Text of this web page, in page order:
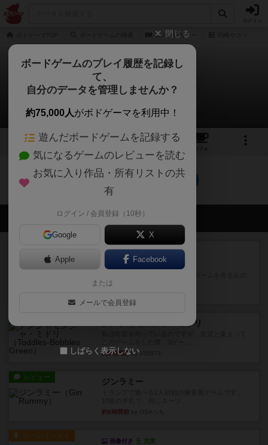
ロストレガシー
ロストレガシー
0件の戦略やコツ
3 5
カフェ
ロストレガシーのトップに戻る
会員の新しい投稿
フィッシェン
人がデザイン。箱絵からもう...
ナンジャモンジャ・ミドリ
約5時間前by 155973
レビュー ジンラミー
約6時間前
ルール/インスト
画像付き 充実
閉じる
ボードゲームのプレイ履歴を記録し
て、
自分のデータを管理しませんか？
約75,000人がボドゲーマを利用中！
遊んだボードゲームを記録する
気になるゲームのレビューを読む
お気に入り作品・所有リストの共
有
ログイン / 会員登録（10秒）
Google X
Apple Facebook
または
メールで会員登録
しばらく表示しない